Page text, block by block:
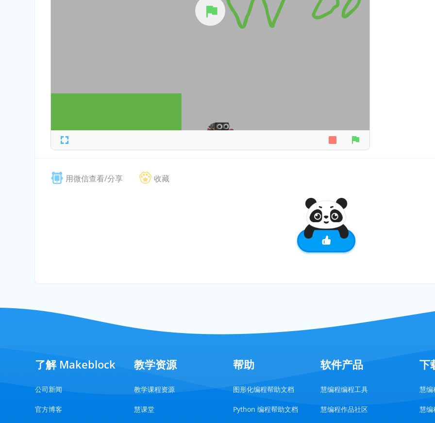
用微信查看/分享 收藏
了解 Makeblock
公司新闻
官方博客
教学资源
教学课程资源
慧课堂
帮助
图形化编程帮助文档
Python 编程帮助文档
软件产品
慧编程编程工具
慧编程作品社区
下
慧
慧